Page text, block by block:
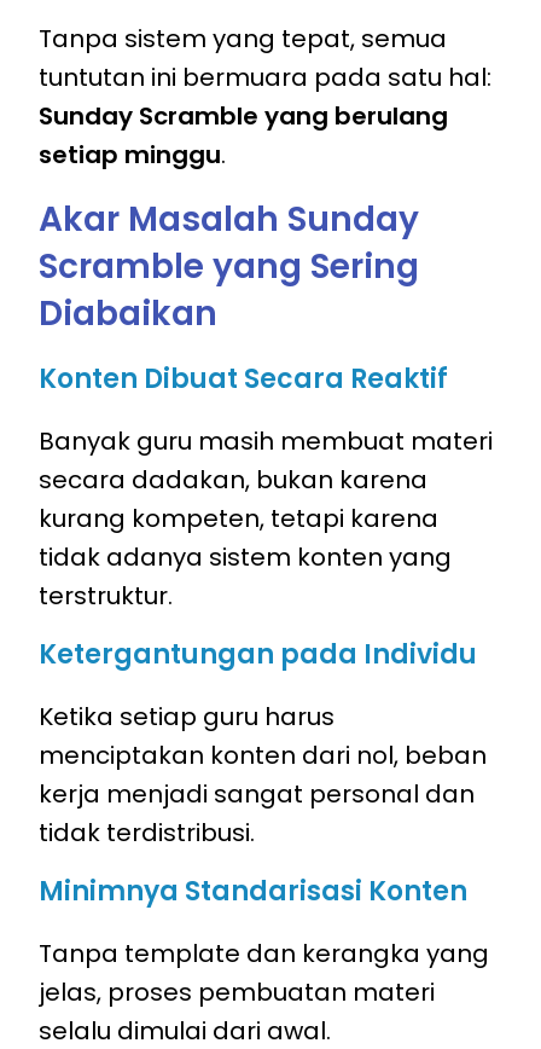
Tanpa sistem yang tepat, semua
tuntutan ini bermuara pada satu hal:
Sunday Scramble yang berulang
setiap minggu.
Akar Masalah Sunday
Scramble yang Sering
Diabaikan
Konten Dibuat Secara Reaktif
Banyak guru masih membuat materi
secara dadakan, bukan karena
kurang kompeten, tetapi karena
tidak adanya sistem konten yang
terstruktur.
Ketergantungan pada Individu
Ketika setiap guru harus
menciptakan konten dari nol, beban
kerja menjadi sangat personal dan
tidak terdistribusi.
Minimnya Standarisasi Konten
Tanpa template dan kerangka yang
jelas, proses pembuatan materi
selalu dimulai dari awal.